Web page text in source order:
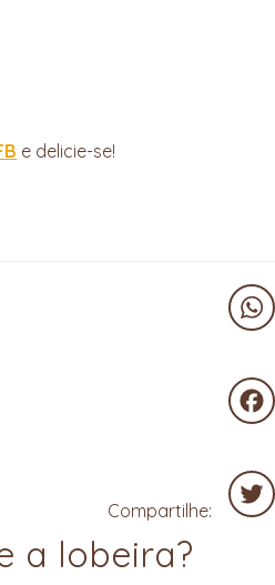
e delicie-se!
Compartilhe:
a lobeira?